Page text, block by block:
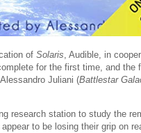
of Solaris, Audible, in
for the first time, and the
Juliani (Battlestar
research station to study the
to be losing their grip on